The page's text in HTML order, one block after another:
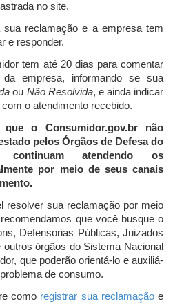
no site.
reclamação e a empresa tem
e responder.
tem até 20 dias para comentar
empresa, informando se sua
ou Não Resolvida, e ainda indicar
o atendimento recebido.
o Consumidor.gov.br não
pelos Órgãos de Defesa do
continuam atendendo os
por meio de seus canais
resolver sua reclamação por meio
que você busque o
Defensorias Públicas, Juizados
órgãos do Sistema Nacional
que poderão orientá-lo e auxiliá-
de consumo.
como registrar sua reclamaçãoe